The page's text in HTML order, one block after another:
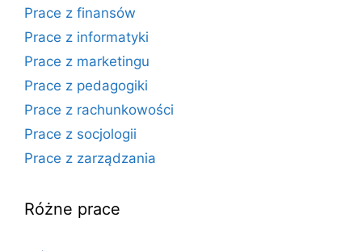
Prace z finansów
Prace z informatyki
Prace z marketingu
Prace z pedagogiki
Prace z rachunkowości
Prace z socjologii
Prace z zarządzania
Różne prace